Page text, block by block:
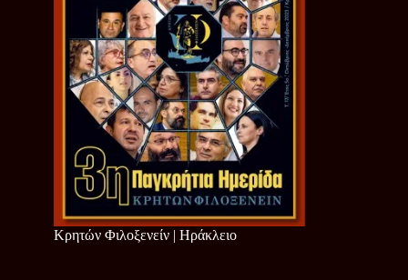
Κρητών Φιλοξενείν | Ηράκλειο